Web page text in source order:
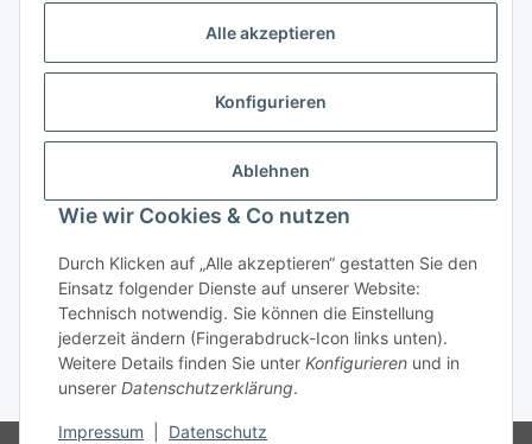
Alle akzeptieren
Konfigurieren
Ablehnen
Wie wir Cookies & Co nutzen
Durch Klicken auf „Alle akzeptieren“ gestatten Sie den
Einsatz folgender Dienste auf unserer Website:
Technisch notwendig. Sie können die Einstellung
jederzeit ändern (Fingerabdruck-Icon links unten).
Weitere Details finden Sie unter Konfigurieren und in
unserer Datenschutzerklärung.
Impressum Datenschutz
genesis musikverlag Christian Sprenger
34630 Gilserberg
E-Mail:anne.weckesser@genesis-musikverlag.de
Informationen
Gesetzliche Informationen
* Alle Preise inkl. gesetzlicher USt., zzgl.Versand